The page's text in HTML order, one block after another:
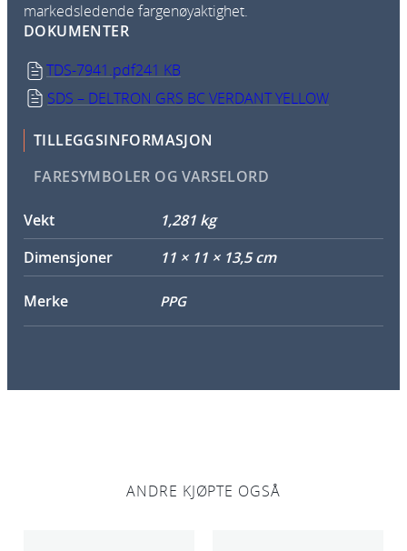
markedsledende fargenøyaktighet.
DOKUMENTER
TDS-7941.pdf241 KB
SDS – DELTRON GRS BC VERDANT YELLOW
TILLEGGSINFORMASJON
FARESYMBOLER OG VARSELORD
Vekt
1,281 kg
Dimensjoner
11 × 11 × 13,5 cm
Merke PPG
ANDRE KJØPTE OGSÅ